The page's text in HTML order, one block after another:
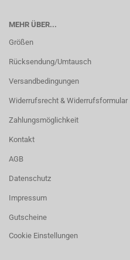
MEHR ÜBER...
Größen
Rücksendung/Umtausch
Versandbedingungen
Widerrufsrecht & Widerrufsformular
Zahlungsmöglichkeit
Kontakt
AGB
Datenschutz
Impressum
Gutscheine
Cookie Einstellungen